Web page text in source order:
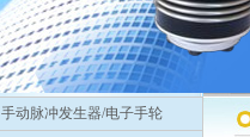
手动脉冲发生器/电子手轮